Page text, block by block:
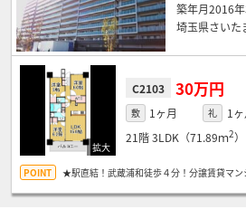
築年月2016
埼玉県さいた
C2103 30万円
敷 1ヶ月 礼
1ヶ
21階3LDK（71.89ｍ2）
★駅直結！武蔵浦和徒歩４分！分譲賃貸マ